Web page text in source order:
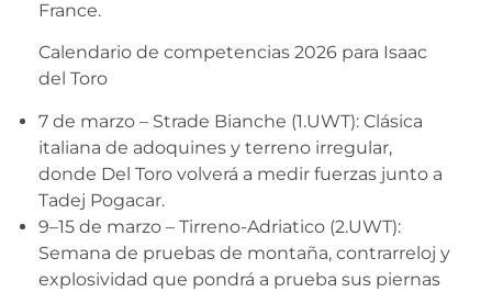
France.
Calendario de competencias 2026 para Isaac
del Toro
7 de marzo – Strade Bianche (1.UWT): Clásica
italiana de adoquines y terreno irregular,
donde Del Toro volverá a medir fuerzas junto a
Tadej Pogacar.
9–15 de marzo – Tirreno-Adriatico (2.UWT):
Semana de pruebas de montaña, contrarreloj y
explosividad que pondrá a prueba sus piernas